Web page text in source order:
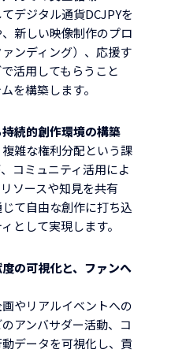
デジタル通貨DCJPYを
新しい映像制作のプロ
ンディング）、応援す
活用してもらうこと
を構築します。
続的創作環境の構築
雑な権利分配という課
コミュニティ活用によ
ソースや知見を共有
て自由な創作に打ち込
として実現します。
の可視化と、ファンへ
やリアルイベントへの
アンバサダー活動、コ
データを可視化し、貢